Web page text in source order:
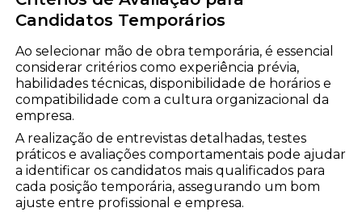
Candidatos Temporários
Ao selecionar mão de obra temporária, é essencial
considerar critérios como experiência prévia,
habilidades técnicas, disponibilidade de horários e
compatibilidade com a cultura organizacional da
empresa.
A realização de entrevistas detalhadas, testes
práticos e avaliações comportamentais pode ajudar
a identificar os candidatos mais qualificados para
cada posição temporária, assegurando um bom
ajuste entre profissional e empresa.